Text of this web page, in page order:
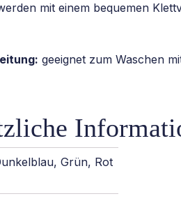
mit einem bequemen
geeignet zum Waschen
Grün, Rot